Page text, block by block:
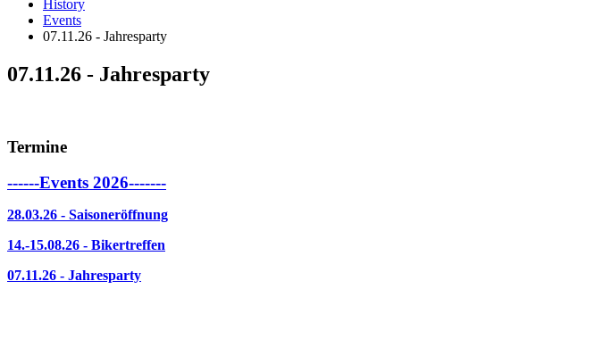
History
Events
07.11.26 - Jahresparty
07.11.26 - Jahresparty
Termine
------Events 2026-------
28.03.26 - Saisoneröffnung
14.-15.08.26 - Bikertreffen
07.11.26 - Jahresparty